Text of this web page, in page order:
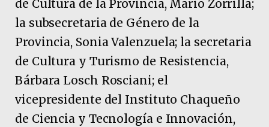
de Cultura de la Provincia, Mario Zorrilla;
la subsecretaria de Género de la
Provincia, Sonia Valenzuela; la secretaria
de Cultura y Turismo de Resistencia,
Bárbara Losch Rosciani; el
vicepresidente del Instituto Chaqueño
de Ciencia y Tecnología e Innovación,